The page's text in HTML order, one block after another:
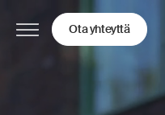
Ota yhteyttä